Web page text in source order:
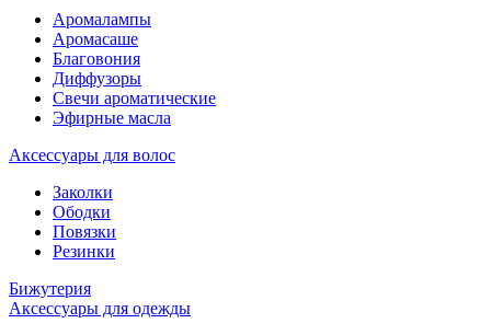
Аромалампы
Аромасаше
Благовония
Диффузоры
Свечи ароматические
Эфирные масла
Аксессуары для волос
Заколки
Ободки
Повязки
Резинки
Бижутерия
Аксессуары для одежды